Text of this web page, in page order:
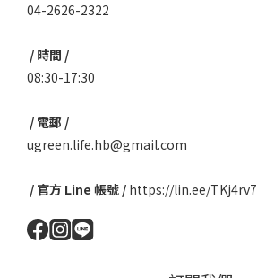
04-2626-2322
/ 時間 /
08:30-17:30
/ 電郵 /
ugreen.life.hb@gmail.com
/ 官方 Line 帳號 / https://lin.ee/TKj4rv7